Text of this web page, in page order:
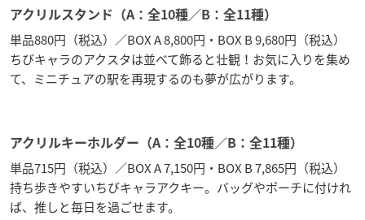
アクリルスタンド（A：全10種／B：全11種）
単品880円（税込）／BOX A 8,800円・BOX B 9,680円（税込）
ちびキャラのアクスタは並べて飾ると壮観！お気に入りを集め
て、ミニチュアの駅を再現するのも夢が広がります。
アクリルキーホルダー（A：全10種／B：全11種）
単品715円（税込）／BOX A 7,150円・BOX B 7,865円（税込）
持ち歩きやすいちびキャラアクキー。バッグやポーチに付けれ
ば、推しと毎日を過ごせます。